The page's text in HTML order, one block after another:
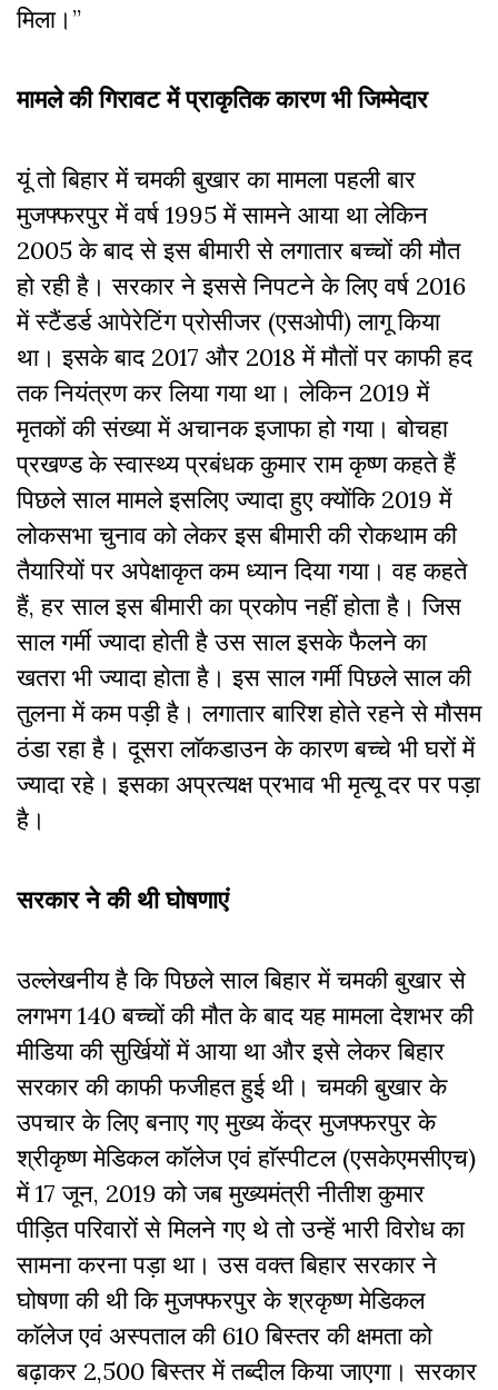
मिला।”
मामले की गिरावट में प्राकृतिक कारण भी जिम्मेदार
यूं तो बिहार में चमकी बुखार का मामला पहली बार
मुजफ्फरपुर में वर्ष 1995 में सामने आया था लेकिन
2005 के बाद से इस बीमारी से लगातार बच्चों की मौत
हो रही है। सरकार ने इससे निपटने के लिए वर्ष 2016
में स्टैंडर्ड आपेरेटिंग प्रोसीजर (एसओपी) लागू किया
था। इसके बाद 2017 और 2018 में मौतों पर काफी हद
तक नियंत्रण कर लिया गया था। लेकिन 2019 में
मृतकों की संख्या में अचानक इजाफा हो गया। बोचहा
प्रखण्ड के स्वास्थ्य प्रबंधक कुमार राम कृष्ण कहते हैं
पिछले साल मामले इसलिए ज्यादा हुए क्योंकि 2019 में
लोकसभा चुनाव को लेकर इस बीमारी की रोकथाम की
तैयारियों पर अपेक्षाकृत कम ध्यान दिया गया। वह कहते
हैं, हर साल इस बीमारी का प्रकोप नहीं होता है। जिस
साल गर्मी ज्यादा होती है उस साल इसके फैलने का
खतरा भी ज्यादा होता है। इस साल गर्मी पिछले साल की
तुलना में कम पड़ी है। लगातार बारिश होते रहने से मौसम
ठंडा रहा है। दूसरा लाॅकडाउन के कारण बच्चे भी घरों में
ज्यादा रहे। इसका अप्रत्यक्ष प्रभाव भी मृत्यू दर पर पड़ा
है।
सरकार ने की थी घोषणाएं
उल्लेखनीय है कि पिछले साल बिहार में चमकी बुखार से
लगभग 140 बच्चों की मौत के बाद यह मामला देशभर की
मीडिया की सुर्खियों में आया था और इसे लेकर बिहार
सरकार की काफी फजीहत हुई थी। चमकी बुखार के
उपचार के लिए बनाए गए मुख्य केंद्र मुजफ्फरपुर के
श्रीकृष्ण मेडिकल काॅलेज एवं हाॅस्पीटल (एसकेएमसीएच)
में 17 जून, 2019 को जब मुख्यमंत्री नीतीश कुमार
पीड़ित परिवारों से मिलने गए थे तो उन्हें भारी विरोध का
सामना करना पड़ा था। उस वक्त बिहार सरकार ने
घोषणा की थी कि मुजफ्फरपुर के श्रकृष्ण मेडिकल
काॅलेज एवं अस्पताल की 610 बिस्तर की क्षमता को
बढ़ाकर 2,500 बिस्तर में तब्दील किया जाएगा। सरकार